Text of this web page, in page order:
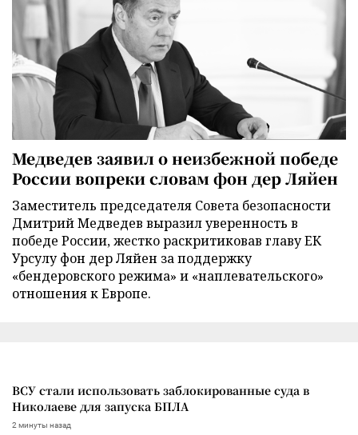
Медведев заявил о неизбежной победе
России вопреки словам фон дер Ляйен
Заместитель председателя Совета безопасности
Дмитрий Медведев выразил уверенность в
победе России, жестко раскритиковав главу ЕК
Урсулу фон дер Ляйен за поддержку
«бендеровского режима» и «наплевательского»
отношения к Европе.
ВСУ стали использовать заблокированные суда в
Николаеве для запуска БПЛА
2 минуты назад